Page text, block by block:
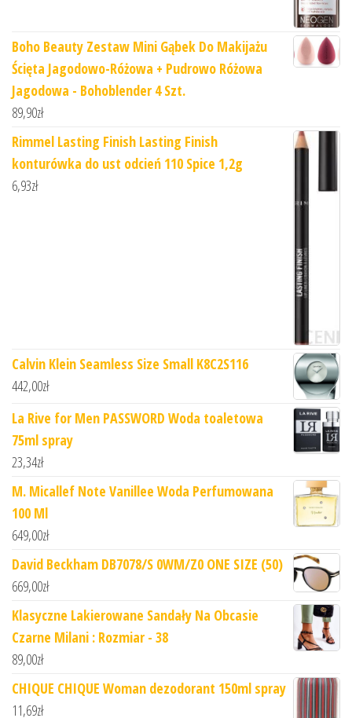
Boho Beauty Zestaw Mini Gąbek Do Makijażu
Ścięta Jagodowo-Różowa + Pudrowo Różowa
Jagodowa - Bohoblender 4 Szt.
89,90zł
Rimmel Lasting Finish Lasting Finish
konturówka do ust odcień 110 Spice 1,2g
6,93zł
Calvin Klein Seamless Size Small K8C2S116
442,00zł
La Rive for Men PASSWORD Woda toaletowa
75ml spray
23,34zł
M. Micallef Note Vanillee Woda Perfumowana
100 Ml
649,00zł
David Beckham DB7078/S 0WM/Z0 ONE SIZE (50)
669,00zł
Klasyczne Lakierowane Sandały Na Obcasie
Czarne Milani : Rozmiar - 38
89,00zł
CHIQUE CHIQUE Woman dezodorant 150ml spray
11,69zł